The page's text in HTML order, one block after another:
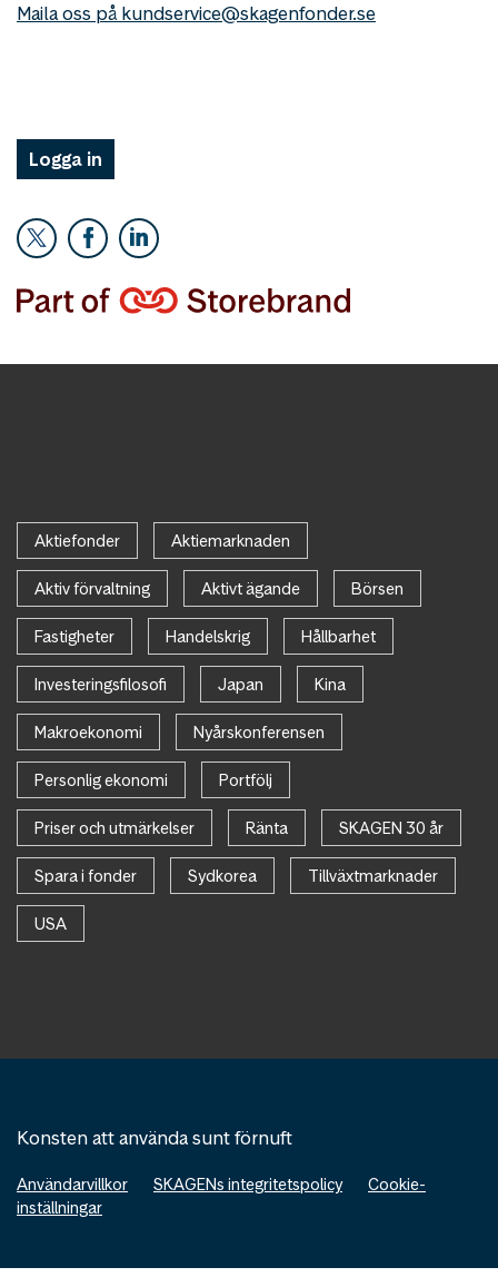
Maila oss på kundservice@skagenfonder.se
Logga in
Aktiefonder Aktiemarknaden
Aktiv förvaltning Aktivt ägande Börsen
Fastigheter Handelskrig Hållbarhet
Investeringsfilosofi Japan Kina
Makroekonomi Nyårskonferensen
Personlig ekonomi Portfölj
Priser och utmärkelser Ränta SKAGEN 30 år
Spara i fonder Sydkorea Tillväxtmarknader
USA
Konsten att använda sunt förnuft
Användarvillkor SKAGENs integritetspolicy
Cookie-
inställningar